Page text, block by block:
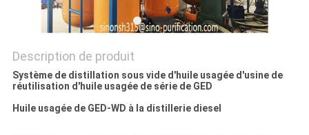
Description de produit
Système de distillation sous vide d'huile usagée d'usine de
réutilisation d'huile usagée de série de GED
Huile usagée de GED-WD à la distillerie diesel